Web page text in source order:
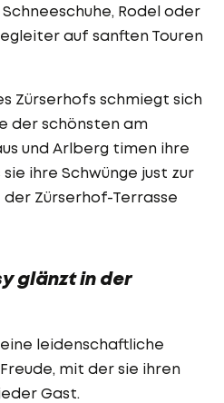
Rodel oder
auf sanften Touren
Zürserhofs schmiegt sich
der schönsten am
und Arlberg timen ihre
ihre Schwünge just zur
Zürserhof-Terrasse
glänzt in der
leidenschaftliche
mit der sie ihren
Gast.